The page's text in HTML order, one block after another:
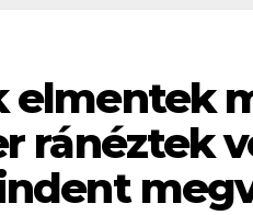
elmentek
ránéztek